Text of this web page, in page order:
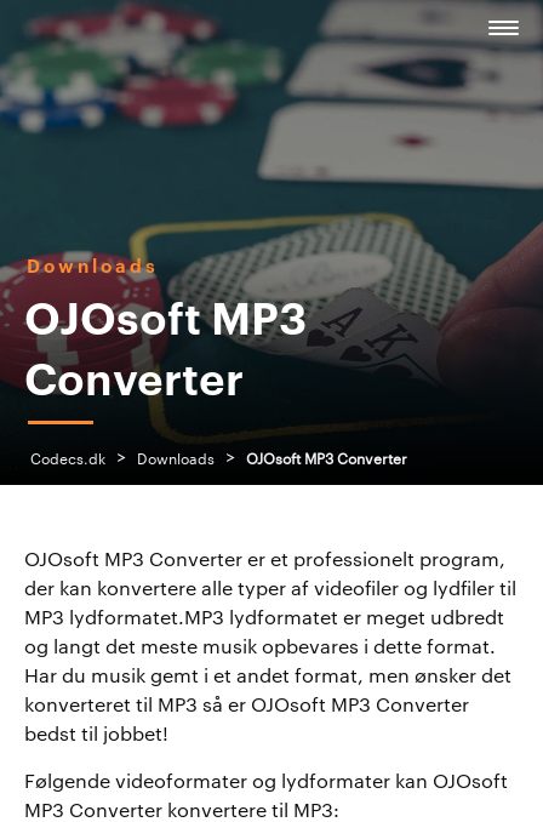
Downloads
OJOsoft MP3
Converter
Codecs.dk > Downloads > OJOsoft MP3 Converter
OJOsoft MP3 Converter er et professionelt program,
der kan konvertere alle typer af videofiler og lydfiler til
MP3 lydformatet.MP3 lydformatet er meget udbredt
og langt det meste musik opbevares i dette format.
Har du musik gemt i et andet format, men ønsker det
konverteret til MP3 så er OJOsoft MP3 Converter
bedst til jobbet!
Følgende videoformater og lydformater kan OJOsoft
MP3 Converter konvertere til MP3: